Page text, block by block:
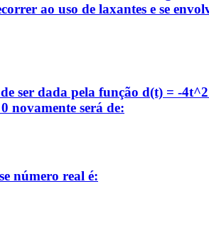
ao uso de laxantes e se
ser dada pela função d(t) = -
novamente será de:
número real é: